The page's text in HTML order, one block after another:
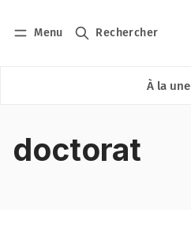
Menu Rechercher
À la une
doctorat